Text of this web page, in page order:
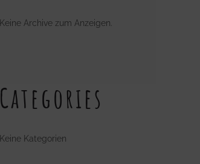
Keine Archive zum Anzeigen.
Categories
Keine Kategorien